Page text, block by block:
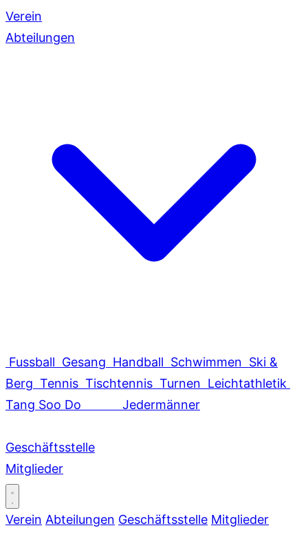
Verein
Abteilungen
Fussball Gesang Handball Schwimmen Ski &
Berg Tennis Tischtennis Turnen Leichtathletik
Tang Soo Do
Jedermänner
Geschäftsstelle
Mitglieder
Verein Abteilungen Geschäftsstelle Mitglieder